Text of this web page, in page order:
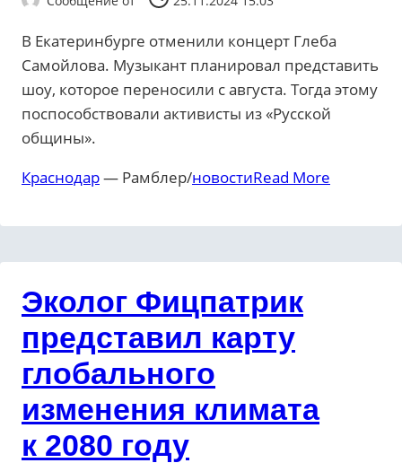
В Екатеринбурге отменили концерт Глеба
Самойлова. Музыкант планировал представить
шоу, которое переносили с августа. Тогда этому
поспособствовали активисты из «Русской
общины».
Краснодар— Рамблер/новостиRead More
Эколог Фицпатрик
представил карту
глобального
изменения климата
к 2080 году